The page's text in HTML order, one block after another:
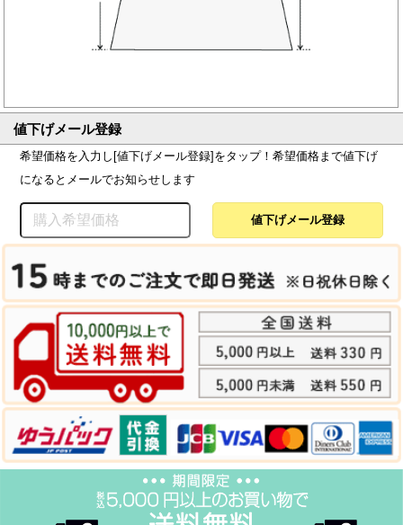
値下げメール登録
希望価格を入力し[値下げメール登録]をタップ！希望価格まで値下げ
になるとメールでお知らせします